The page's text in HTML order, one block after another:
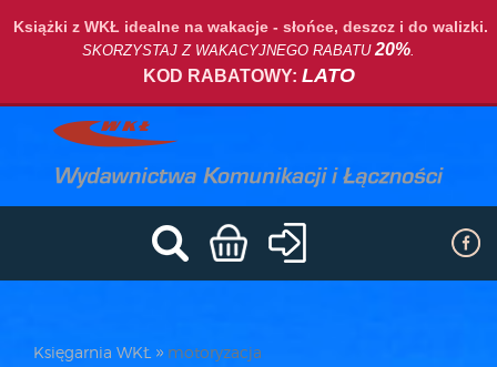
Książki z WKŁ idealne na wakacje - słońce, deszcz i do walizki.
SKORZYSTAJ Z WAKACYJNEGO RABATU20%.
KOD RABATOWY: LATO
Księgarnia WKŁ motoryzacja